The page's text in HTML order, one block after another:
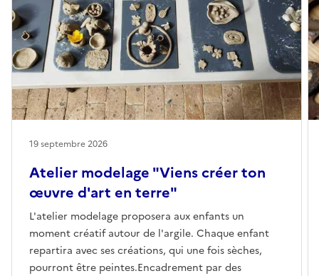
Atelier modelage "Viens créer ton
œuvre d'art en terre"
L'atelier modelage proposera aux enfants un
moment créatif autour de l'argile. Chaque enfant
repartira avec ses créations, qui une fois sèches,
pourront être peintes.Encadrement par des
19 septembre 2026